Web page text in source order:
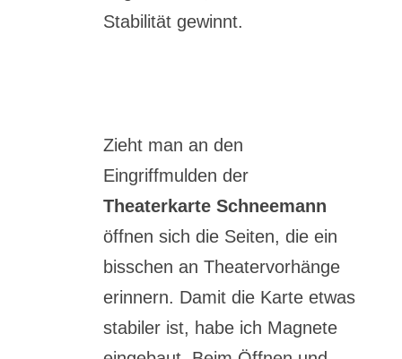
Stabilität gewinnt.
Zieht man an den
Eingriffmulden der
Theaterkarte Schneemann
öffnen sich die Seiten, die ein
bisschen an Theatervorhänge
erinnern. Damit die Karte etwas
stabiler ist, habe ich Magnete